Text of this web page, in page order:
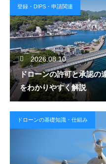
登録・DIPS・申請関連
2026.08.10
ドローンの許可と承認の
をわかりやすく解説
ドローンの基礎知識・仕組み